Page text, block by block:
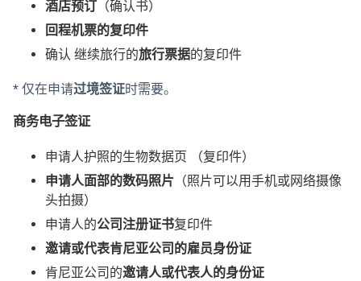
酒店预订 （确认书）
回程机票的复印件
确认 继续旅行的旅行票据的复印件
* 仅在申请过境签证时需要。
商务电子签证
申请人护照的生物数据页 （复印件）
申请人面部的数码照片 （照片可以用手机或网络摄像
头拍摄）
申请人的公司注册证书复印件
邀请或代表肯尼亚公司的雇员身份证
肯尼亚公司的邀请人或代表人的身份证